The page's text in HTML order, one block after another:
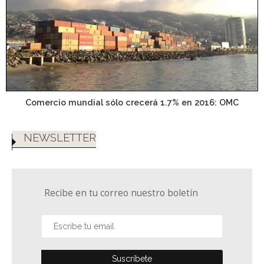
Comercio mundial sólo crecerá 1.7% en 2016: OMC
NEWSLETTER
Recibe en tu correo nuestro boletín